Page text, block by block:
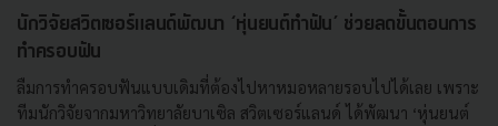
นักวิจัยสวิตเซอร์แลนด์พัฒนา ‘หุ่นยนต์ทำฟัน’ ช่วยลดขั้นตอนการ
ทำครอบฟัน
ลืมการทำครอบฟันแบบเดิมที่ต้องไปหาหมอหลายรอบไปได้เลย เพราะ
ทีมนักวิจัยจากมหาวิทยาลัยบาเซิล สวิตเซอร์แลนด์ ได้พัฒนา ‘หุ่นยนต์